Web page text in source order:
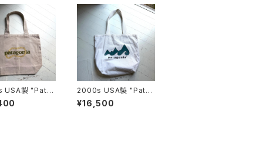
USA製 "Pata
original canv
2000s USA製 "Pata
gonia" original canv
as bag
¥16,500